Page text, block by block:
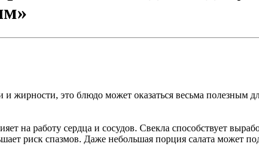
жирности, это блюдо может оказаться весьма полезным
на работу сердца и сосудов. Свекла способствует
риск спазмов. Даже небольшая порция салата может